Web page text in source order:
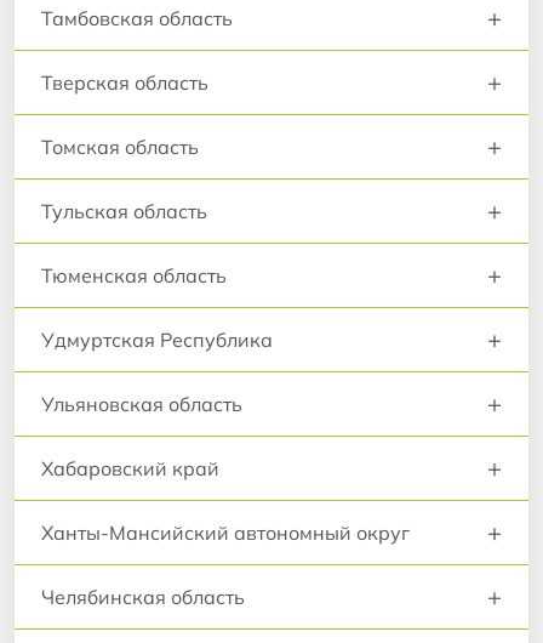
Тамбовская область +
Тверская область +
Томская область +
Тульская область +
Тюменская область +
Удмуртская Республика +
Ульяновская область +
Хабаровский край +
Ханты-Мансийский автономный округ +
Челябинская область +